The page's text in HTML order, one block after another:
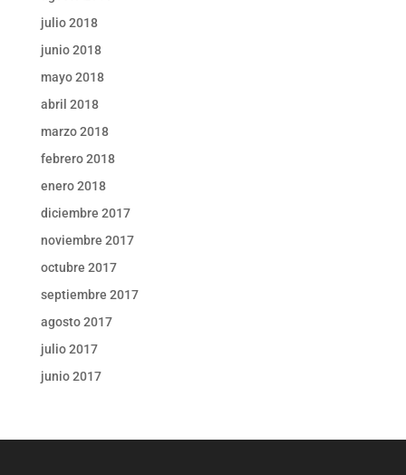
julio 2018
junio 2018
mayo 2018
abril 2018
marzo 2018
febrero 2018
enero 2018
diciembre 2017
noviembre 2017
octubre 2017
septiembre 2017
agosto 2017
julio 2017
junio 2017